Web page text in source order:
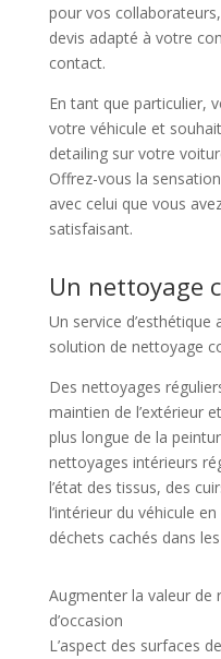
pour vos
devis adapté à votre
contact.
En tant que particulier,
votre véhicule et
detailing sur votre
Offrez-vous la
avec celui que vous
satisfaisant.
Un nettoyage
Un service
solution de nettoyage
Des nettoyages
maintien de l’extérieur
plus longue de la
nettoyages intérieurs
l’état des tissus, des
l’intérieur du véhicule
déchets cachés dans
Augmenter la valeur de
d’occasion
L’aspect des surfaces